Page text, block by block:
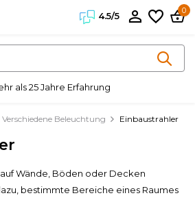
4.5/5
0
4.5/5
Verschiedene Beleuchtung Einbaustrahler
Wände, Böden oder Decken
bestimmte Bereiche eines Raumes